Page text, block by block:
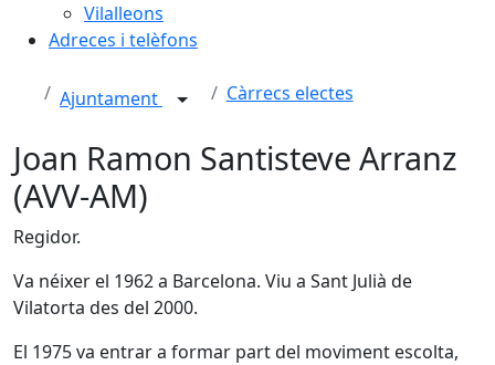
Vilalleons
Adreces i telèfons
Ajuntament Càrrecs electes
Joan Ramon Santisteve Arranz
(AVV-AM)
Regidor.
Va néixer el 1962 a Barcelona. Viu a Sant Julià de
Vilatorta des del 2000.
El 1975 va entrar a formar part del moviment escolta,